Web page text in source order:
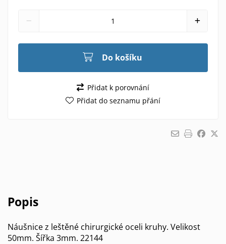
Do košíku
Přidat k porovnání
Přidat do seznamu přání
Popis
Náušnice z leštěné chirurgické oceli kruhy. Velikost
50mm. Šířka 3mm. 22144